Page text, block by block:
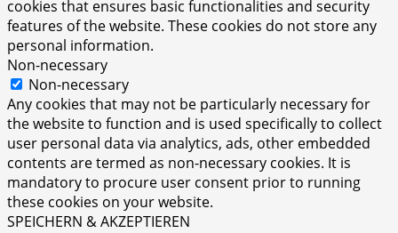
cookies that ensures basic functionalities and security
features of the website. These cookies do not store any
personal information.
Non-necessary
Non-necessary
Any cookies that may not be particularly necessary for
the website to function and is used specifically to collect
user personal data via analytics, ads, other embedded
contents are termed as non-necessary cookies. It is
mandatory to procure user consent prior to running
these cookies on your website.
SPEICHERN & AKZEPTIEREN